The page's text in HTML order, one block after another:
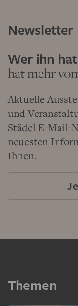
Newsletter
Wer ihn
hat mehr
Aktuelle
und
Städel E-Mail-
neuesten
Ihnen.
Themen